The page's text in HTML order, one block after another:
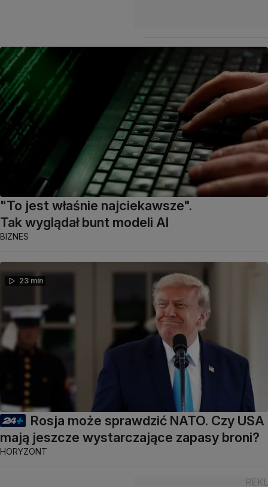
"To jest właśnie najciekawsze".
Tak wyglądał bunt modeli AI
BIZNES
23 min
Rosja może sprawdzić NATO. Czy USA
mają jeszcze wystarczające zapasy broni?
HORYZONT